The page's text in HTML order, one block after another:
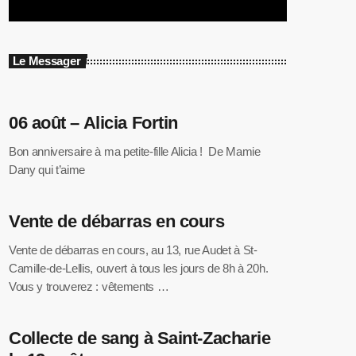
Le Messager
06 août – Alicia Fortin
Bon anniversaire à ma petite-fille Alicia ! De Mamie
Dany qui t’aime
Vente de débarras en cours
Vente de débarras en cours, au 13, rue Audet à St-
Camille-de-Lellis, ouvert à tous les jours de 8h à 20h.
Vous y trouverez : vêtements …
Collecte de sang à Saint-Zacharie